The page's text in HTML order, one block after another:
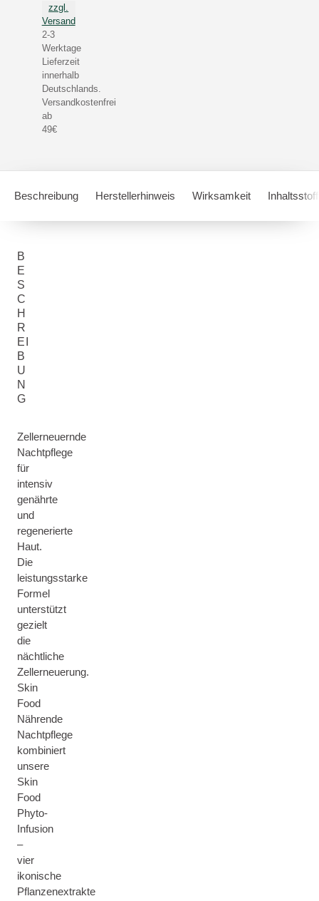
zzgl.
Versand
2-3
Werktage
Lieferzeit
innerhalb
Deutschlands.
Versandkostenfrei
ab
49€
Beschreibung Herstellerhinweis Wirksamkeit
B
E
S
C
H
R
EI
B
U
N
G
Zellerneuernde
Nachtpflege
für
intensiv
genährte
und
regenerierte
Haut.
Die
leistungsstarke
Formel
unterstützt
gezielt
die
nächtliche
Zellerneuerung.
Skin
Food
Nährende
Nachtpflege
kombiniert
unsere
Skin
Food
Phyto-
Infusion
–
vier
ikonische
Pflanzenextrakte